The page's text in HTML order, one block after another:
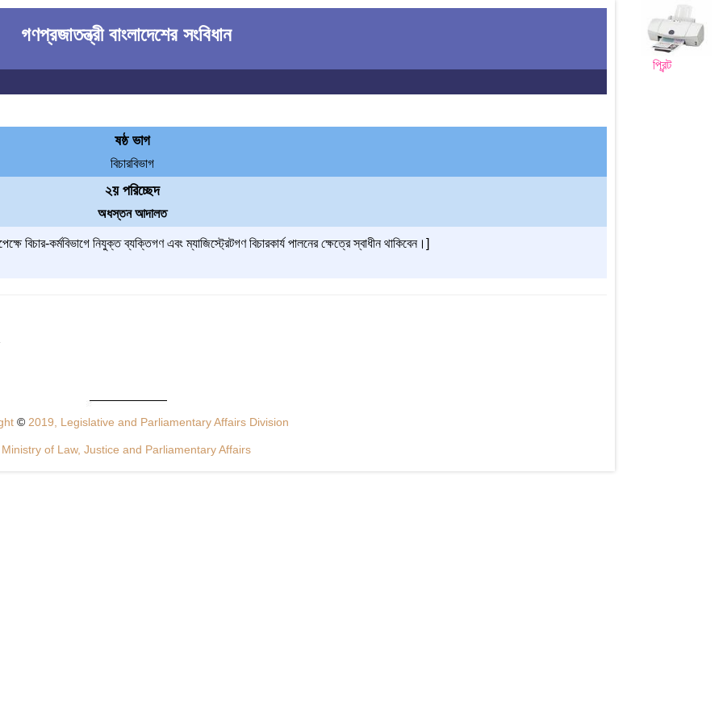
প্রিন্ট
গণপ্রজাতন্ত্রী বাংলাদেশের সংবিধান
ষষ্ঠ ভাগ
বিচারবিভাগ
২য় পরিচ্ছেদ
অধস্তন আদালত
বিচার-কর্মবিভাগে নিযুক্ত ব্যক্তিগণ এবং ম্যাজিস্ট্রেটগণ বিচারকার্য পালনের ক্ষেত্রে স্বাধীন থাকিবেন।]
©2019, Legislative and Parliamentary Affairs Division
Ministry of Law, Justice and Parliamentary Affairs